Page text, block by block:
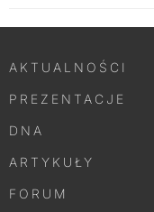
AKTUALNOŚCI
PREZENTACJE
DNA
ARTYKUŁY
FORUM